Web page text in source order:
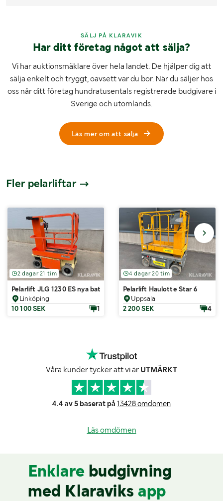
SÄLJ PÅ KLARAVIK
Har ditt företag något att sälja?
Vi har auktionsmäklare över hela landet. De hjälper dig att
sälja enkelt och tryggt, oavsett var du bor. När du säljer hos
oss når ditt företag hundratusentals registrerade budgivare i
Sverige och utomlands.
Läs mer om att sälja
Fler pelarliftar
2 dagar 21 tim
Pelarlift JLG 1230 ES nya batterier
Linköping
10 100 SEK
1
4 dagar 20 tim
Pelarlift Haulotte Star 6
Uppsala
2 200 SEK
4
Våra kunder tycker att vi är UTMÄRKT
4.4 av 5 baserat på 13428 omdömen
Läs omdömen
Enklare budgivning
med Klaraviks app